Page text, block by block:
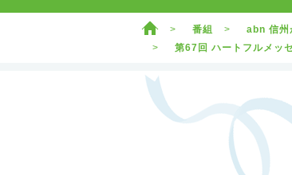
ホーム 番組 abn 信州
第67回 ハートフルメッ